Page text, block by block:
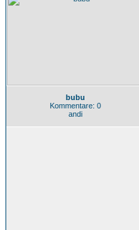
bubu
Kommentare: 0
andi